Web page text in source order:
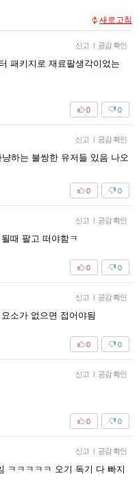
새로고침
신고 | 공감 확인
패키지로 재료팔생각이었는
0
0
신고 | 공감 확인
하는 불쌍한 유저들 있음 나오
0
0
신고 | 공감 확인
때 팔고 떠야함ㅋ
0
0
신고 | 공감 확인
소가 없으면 접어야됨
0
0
신고 | 공감 확인
0
0
신고 | 공감 확인
ㅋㅋㅋㅋㅋ 오기 독기 다 빠지